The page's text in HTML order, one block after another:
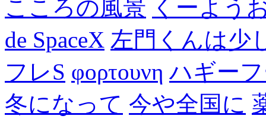
こころの風景 くーよう
de SpaceX 左門くんは少
フレS φορτουνη ハギー
冬になって 今や全国に